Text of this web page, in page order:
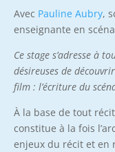
Avec Pauline Aubry,
enseignante en
Ce stage s’adresse à
désireuses de
film : l’écriture du
À la base de tout
constitue à la fois
enjeux du récit et en